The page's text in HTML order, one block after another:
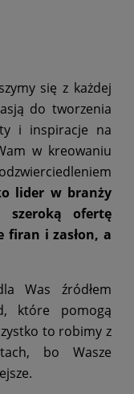
się z każdej
do tworzenia
i inspiracje na
w kreowaniu
lider w branży
szeroką ofertę
firan i zasłon, a
Was źródłem
które pomogą
to robimy z
bo Wasze